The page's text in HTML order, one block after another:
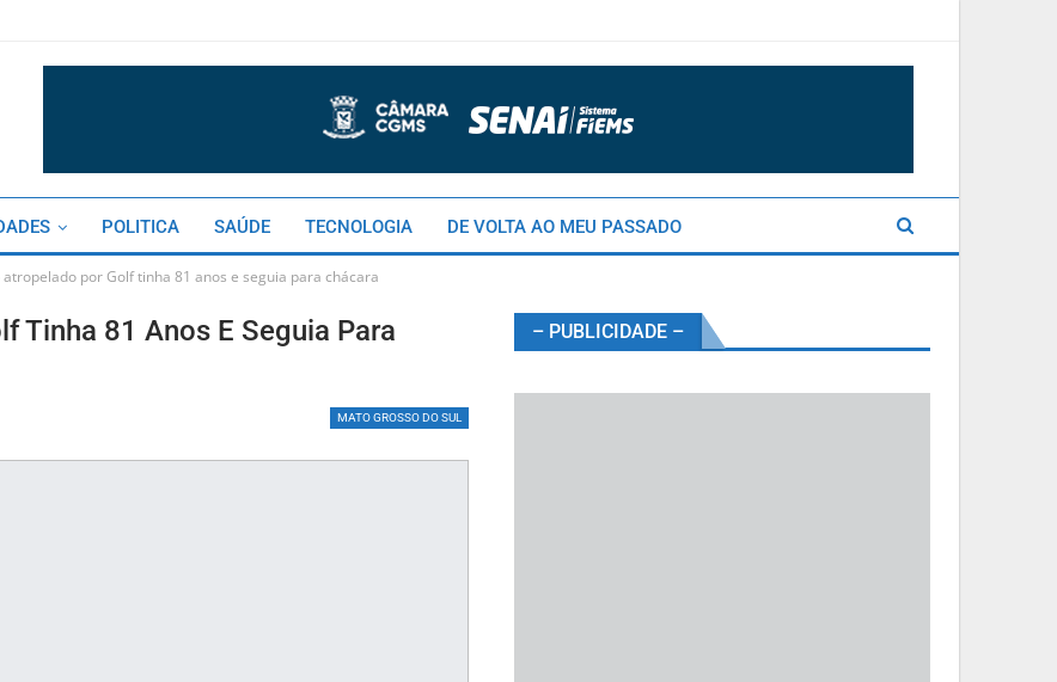
POLITICA SAÚDE TECNOLOGIA DE VOLTA AO MEU PASSADO
por Golf tinha 81 anos e seguia para chácara
Tinha 81 Anos E Seguia Para
MATO GROSSO DO SUL
– PUBLICIDADE –